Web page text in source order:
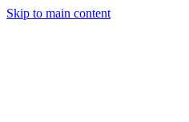
Skip to main content